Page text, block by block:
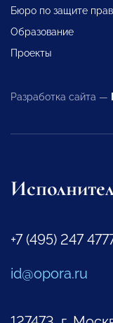
Бюро по защите
Образование
Проекты
Разработка сайта —
+7 (495) 247
id@opora.ru